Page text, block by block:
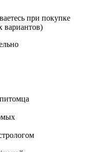
при покупке
вариантов)